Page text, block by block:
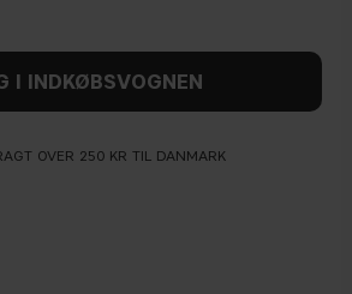
I INDKØBSVOGNEN
OVER 250 KR TIL DANMARK